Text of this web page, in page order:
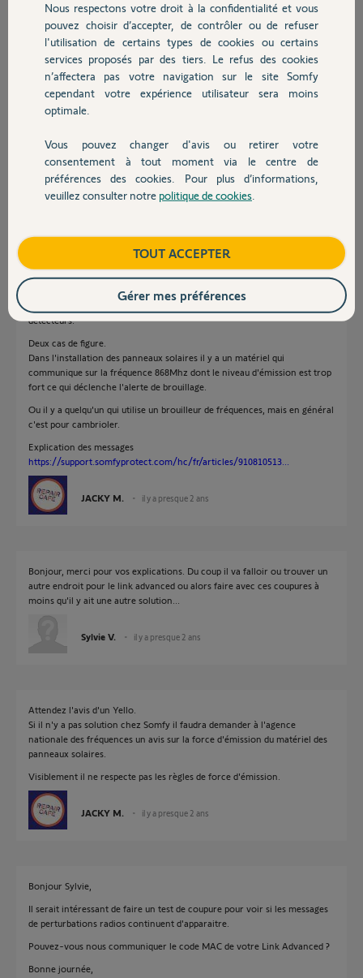
Chauffage
Autres produits
Devis avec un pro
Contact
secondaire, je ne peux donc pas faire de
manipulations mais si quelqu'un avait une piste...
Merci d'avance
Sylvie V.
Participer au fil de discussion
Bonsoir Sylvie
Le message que vous avez correspond a un brouillage radio de la
fréquence 868Mhz utilisé par l'alarme pour communiquer avec les
détecteurs.
Deux cas de figure.
Dans l'installation des panneaux solaires il y a un matériel qui
communique sur la fréquence 868Mhz dont le niveau d'émission est trop
fort ce qui déclenche l'alerte de brouillage.
Ou il y a quelqu'un qui utilise un brouilleur de fréquences, mais en général
c'est pour cambrioler.
Explication des messages
https://support.somfyprotect.com/hc/fr/articles/910810513...
JACKY M. il y a presque 2 ans
Bonjour, merci pour vos explications. Du coup il va falloir ou trouver un
autre endroit pour le link advanced ou alors faire avec ces coupures à
moins qu'il y ait une autre solution...
Sylvie V. il y a presque 2 ans
Attendez l'avis d'un Yello.
Si il n'y a pas solution chez Somfy il faudra demander à l'agence
nationale des fréquences un avis sur la force d'émission du matériel des
panneaux solaires.
Visiblement il ne respecte pas les règles de force d'émission.
JACKY M. il y a presque 2 ans
Bonjour Sylvie,
Il serait intéressant de faire un test de coupure pour voir si les messages
de perturbations radios continuent d'apparaitre.
Pouvez-vous nous communiquer le code MAC de votre Link Advanced ?
Bonne journée,
Nous respectons votre droit à la confidentialité et vous
pouvez choisir d’accepter, de contrôler ou de refuser
l'utilisation de certains types de cookies ou certains
services proposés par des tiers. Le refus des cookies
n’affectera pas votre navigation sur le site Somfy
cependant votre expérience utilisateur sera moins
optimale.
Vous pouvez changer d'avis ou retirer votre
consentement à tout moment via le centre de
préférences des cookies. Pour plus d’informations,
veuillez consulter notre politique de cookies
TOUT ACCEPTER
Gérer mes préférences